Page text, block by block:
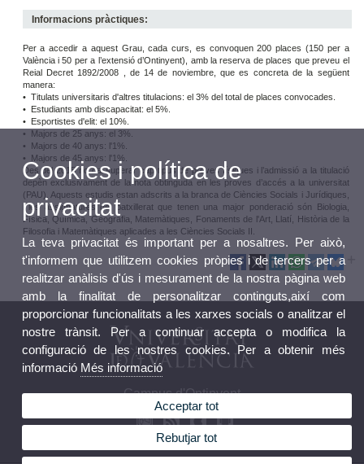
Informacions pràctiques:
Per a accedir a aquest Grau, cada curs, es convoquen 200 places (150 per a
València i 50 per a l’extensió d’Ontinyent), amb la reserva de places que preveu el
Reial Decret 1892/2008 , de 14 de noviembre, que es concreta de la següent
manera:
• Titulats universitaris d'altres titulacions: el 3% del total de places convocades.
• Estudiants amb discapacitat: el 5%.
• Esportistes d'elit: el 10%.
• Majors de 25 anys: el 3%.
• Majors de 40 anys: l'1%.
• Majors de 45 anys: l'1%.
Des del 2015 no cal superar cap tipus de proves físiques i l’admissió a la titulació
depèn exclusivament de la nota obtinguda en les proves d’accés a la universitat
(PAU). Aquests estudis estan adscrits a la branca de Ciències Socials i Jurídiques,
i les assignatures del batxillerat que tenen una major ponderació són Biologia,
Física, Química, Geografia, Matemàtiques, Fonaments de l'Art, Llatí, Història de la
Filosofia i Matemàtiques aplicades a les Ciències Socials II.
Campus d'Ontinyent
Cookies i política de
privacitat
La teva privacitat és important per a nosaltres. Per això,
t'informem que utilitzem cookies pròpies i de tercers per a
realitzar anàlisis d'ús i mesurament de la nostra pàgina web
amb la finalitat de personalitzar continguts,així com
proporcionar funcionalitats a les xarxes socials o analitzar el
nostre trànsit. Per a continuar accepta o modifica la
configuració de les nostres cookies. Per a obtenir més
informació Més informació
Acceptar tot
Rebutjar tot